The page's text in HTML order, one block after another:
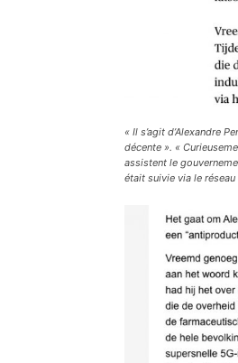
« Il s’agit d’Alexandre
décente ». «
assistent le
était suivie via le réseau